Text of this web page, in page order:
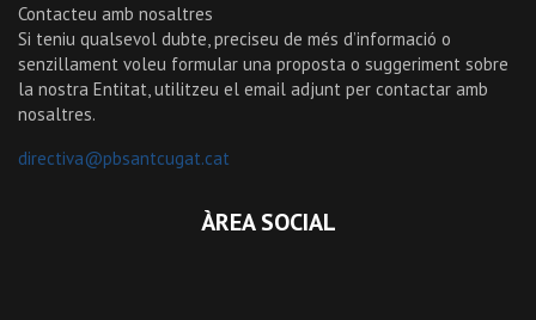
Contacteu amb nosaltres
Si teniu qualsevol dubte, preciseu de més d’informació o
senzillament voleu formular una proposta o suggeriment sobre
la nostra Entitat, utilitzeu el email adjunt per contactar amb
nosaltres.
directiva@pbsantcugat.cat
ÀREA SOCIAL